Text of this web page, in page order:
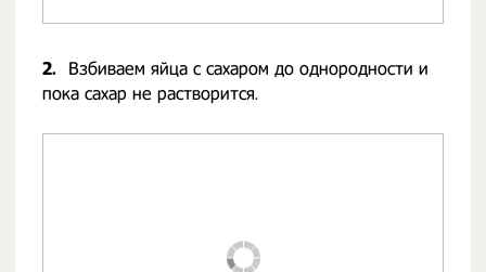
2.
Взбиваем яйца с сахаром до однородности и
пока сахар не растворится.